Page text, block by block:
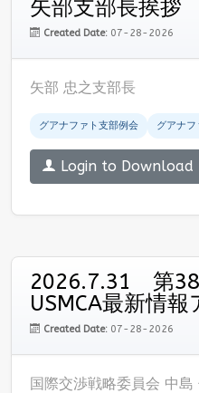
矢部支部長挨拶
Created Date: 07-28-2026
矢部 忠之支部長
グアナファト支部例会 グアナフ
Login to Download
2026.7.31 第
USMCA最新情
Created Date: 07-28-2026
国際交渉戦略委員会 中島